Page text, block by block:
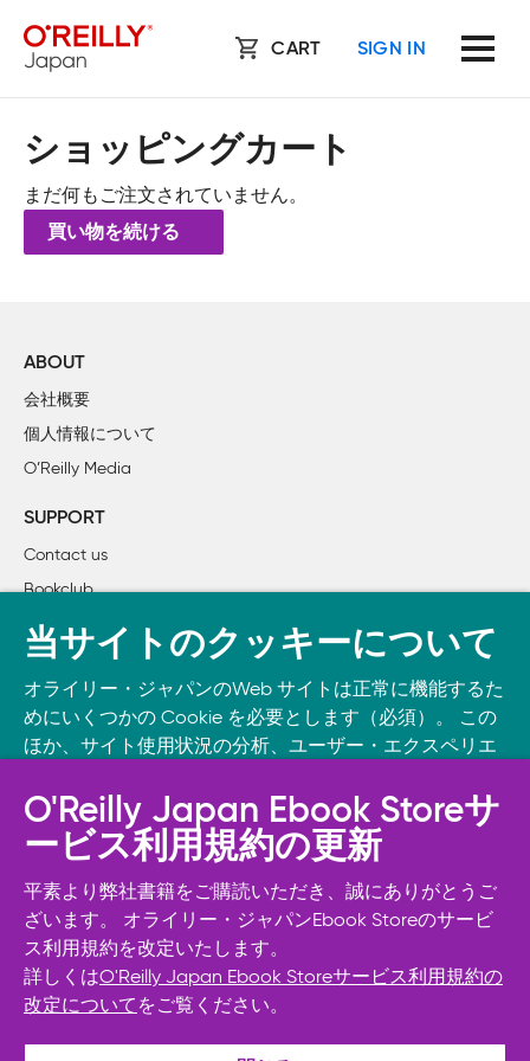
CART SIGN IN
ショッピングカート
まだ何もご注文されていません。
買い物を続ける
ABOUT
会社概要
個人情報について
O’Reilly Media
SUPPORT
Contact us
Bookclub
書籍注文
Take O’Reilly with you and learn anywhere, anytime on your
phone
and tablet.
© 2026, O’Reilly Japan, Inc. oreilly.co.jpに掲載されているすべて
当サイトのクッキーについて
オライリー・ジャパンのWeb サイトは正常に機能するた
めにいくつかの Cookie を必要とします（必須）。 この
ほか、サイト使用状況の分析、ユーザー・エクスペリエ
その他の Cookie を使用することがあります。 詳細につ
いては Cookie設定をご確認ください。
また、オライリー・ジャパンのプライバシーポリシーに
ついては 個人情報保護方針をご確認ください。
Cookie設定
必須Cookie以外を拒否する
O'Reilly Japan Ebook Storeサ
ービス利用規約の更新
平素より弊社書籍をご購読いただき、誠にありがとうご
ざいます。 オライリー・ジャパンEbook Storeのサービ
ス利用規約を改定いたします。
詳しくはO'Reilly Japan Ebook Storeサービス利用規約の
改定について をご覧ください。